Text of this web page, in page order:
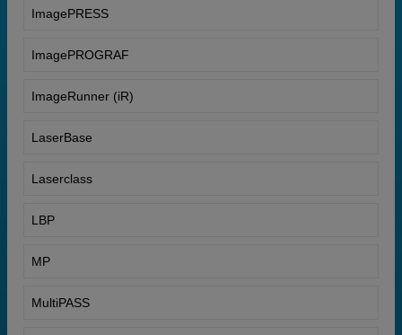
ImagePRESS
ImagePROGRAF
ImageRunner (iR)
LaserBase
Laserclass
LBP
MP
MultiPASS